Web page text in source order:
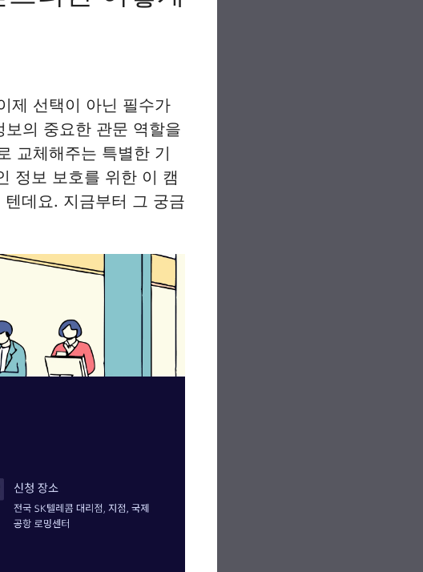
제 선택이 아닌 필수가
의 중요한 관문 역할을
교체해주는 특별한 기
정보 보호를 위한 이 캠
데요. 지금부터 그 궁금